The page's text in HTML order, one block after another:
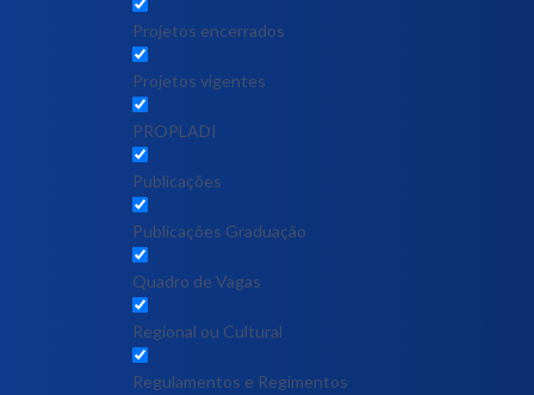
Projetos encerrados
Projetos vigentes
PROPLADI
Publicações
Publicações Graduação
Quadro de Vagas
Regional ou Cultural
Regulamentos e Regimentos